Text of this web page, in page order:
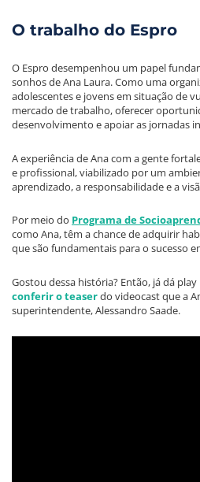
O trabalho do Espro
O Espro desempenhou um papel
sonhos de Ana Laura. Como uma
adolescentes e jovens em situação de
mercado de trabalho, oferecer
desenvolvimento e apoiar as jornadas
A experiência de Ana com a gente
e profissional, viabilizado por um
aprendizado, a responsabilidade e a
Por meio do Programa de
como Ana, têm a chance de adquirir
que são fundamentais para o sucesso
Gostou dessa história? Então, já dá
conferir o teaserdo videocast que a
superintendente, Alessandro Saade.